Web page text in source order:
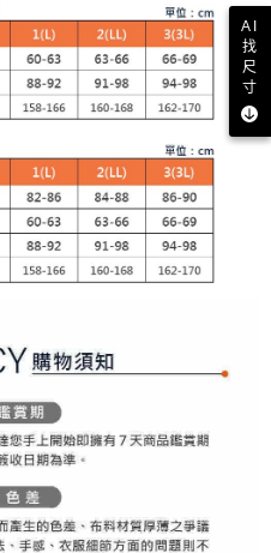
之契約關係目的，商店將以您的個人
灣大哥大進項蒐集、處理及利用，
料之確認、核對及更正。
：https://oppay.tw/userRule
」之結帳頁面顯示為準，若有關於
關疑問，請聯繫「AFTEE先享後付
support/home
料，並將交易相關給付款項請求債
下網址：
理人或監護人之同意方可使用
者引起之損失，本公司不負相關責
訊註冊。若發現惡意使用之情形，
AI
找
尺
寸